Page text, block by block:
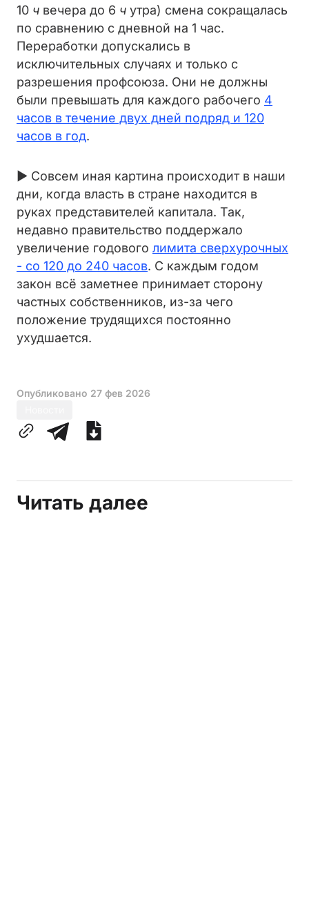
10 ч вечера до 6 ч утра) смена сокращалась
по сравнению с дневной на 1 час.
Переработки допускались в
исключительных случаях и только с
разрешения профсоюза. Они не должны
были превышать для каждого рабочего 4
часов в течение двух дней подряд и 120
часов в год.
► Совсем иная картина происходит в наши
дни, когда власть в стране находится в
руках представителей капитала. Так,
недавно правительство поддержало
увеличение годового лимита сверхурочных
- со 120 до 240 часов. С каждым годом
закон всё заметнее принимает сторону
частных собственников, из-за чего
положение трудящихся постоянно
ухудшается.
Опубликовано 27 фев 2026
Читать далее